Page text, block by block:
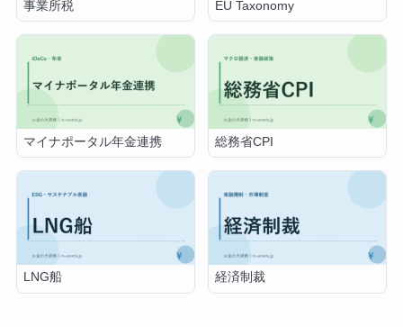
事業所税 EU Taxonomy
マイナポータル年金連携 総務省CPI
LNG船 経済制裁